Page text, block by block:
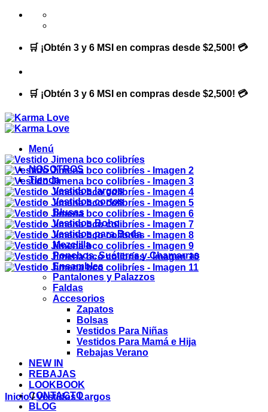
Saltar
🛒 ¡Obtén 3 y 6 MSI en compras desde $2,500! 💳
🛒 ¡Obtén 3 y 6 MSI en compras desde $2,500! 💳
Menú
NOSOTROS
Tienda
Vestidos largos
Vestidos cortos
Blusas
Vestidos Boho
Vestidos para Boda
Mezclilla
Ponchos, Suéteres y Chamarras
Ensambles
Pantalones y Palazzos
Faldas
Accesorios
Zapatos
Bolsas
Vestidos Para Niñas
Vestidos Para Mamá e Hija
Rebajas Verano
NEW IN
REBAJAS
LOOKBOOK
CONTACTO
BLOG
Inicio / Vestidos Largos